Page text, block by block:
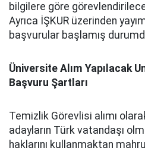
bilgilere göre
Ayrıca İŞKUR üzerinden
başvurular başlamış
Üniversite Alım Yapılacak
Başvuru Şartları
Temizlik Görevlisi alımı
adayların Türk vatandaşı
haklarını kullanmaktan